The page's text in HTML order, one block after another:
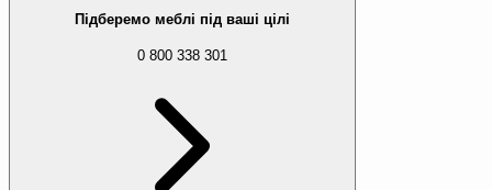
Підберемо меблі під ваші цілі
0 800 338 301